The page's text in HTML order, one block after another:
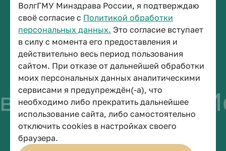
ВолгГМУ Минздрава России, я подтверждаю
своё согласие с Политикой обработки
персональных данных. Это согласие вступает
в силу с момента его предоставления и
действительно весь период пользования
сайтом. При отказе от дальнейшей обработки
моих персональных данных аналитическими
сервисами я предупреждён(-а), что
необходимо либо прекратить дальнейшее
использование сайта, либо самостоятельно
отключить cookies в настройках своего
браузера.
Приемная ректора
+7 (8442) 38-50-05
г. Волгоград, площадь Павших Борцов, зд. 1,
кабинет 3-11
post@volgmed.ru
пн-пт, с 08.30 до 17.00 (перерыв с 12.30 до 13.00)
быть врачом
© 2026 Волгоградский государственный медицинский университет
Политика конфиденциальности